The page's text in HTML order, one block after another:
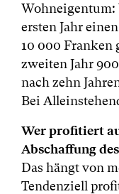
Wohneigentum:
ersten Jahr
10 000 Franken
zweiten Jahr
nach zehn
Bei
Wer profitiert
Abschaffung
Das hängt von
Tendenziell